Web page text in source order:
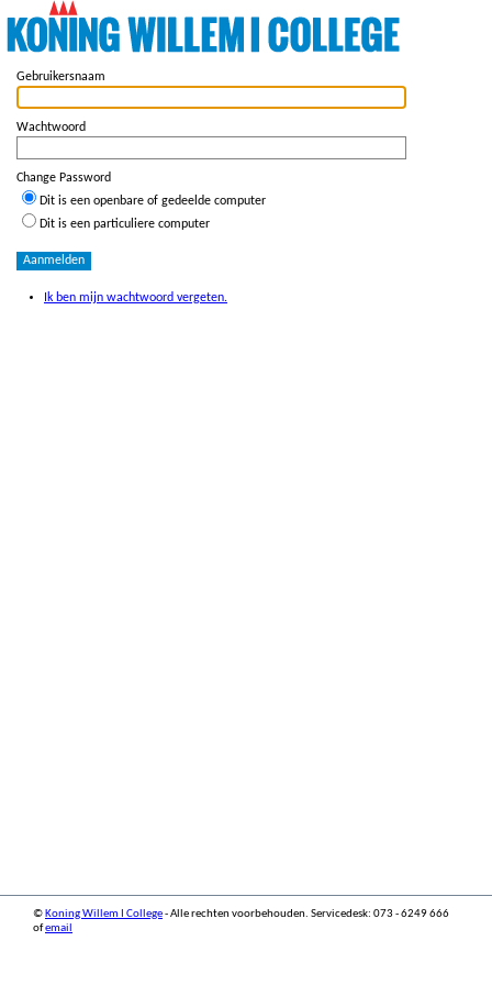
Gebruikersnaam
Wachtwoord
Change Password
Dit is een openbare of gedeelde computer
Dit is een particuliere computer
Ik ben mijn wachtwoord vergeten.
© Koning Willem I College- Alle rechten voorbehouden. Servicedesk: 073 - 6249 666
ofemail